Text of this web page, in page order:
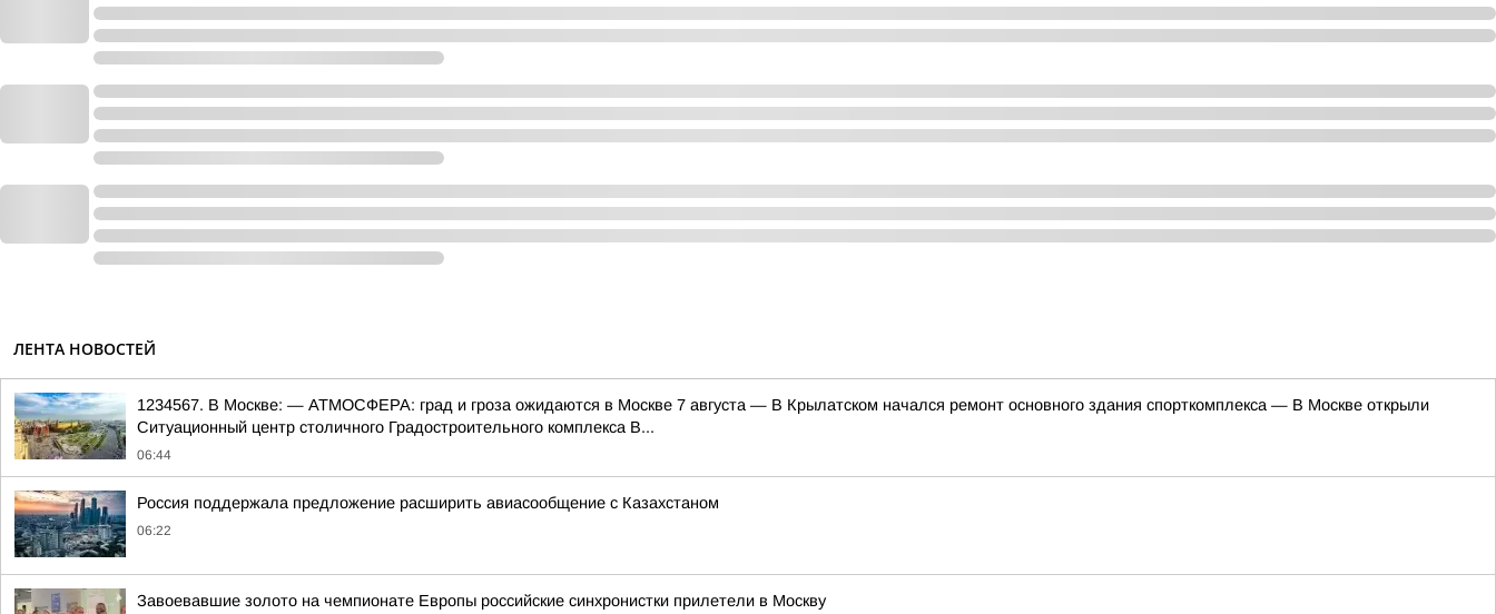
ЛЕНТА НОВОСТЕЙ
1234567. В Москве: — АТМОСФЕРА: град и гроза ожидаются в Москве 7 августа — В Крылатском начался ремонт основного здания спорткомплекса — В Москве открыли
Ситуационный центр столичного Градостроительного комплекса В...
06:44
Россия поддержала предложение расширить авиасообщение с Казахстаном
06:22
Завоевавшие золото на чемпионате Европы российские синхронистки прилетели в Москву